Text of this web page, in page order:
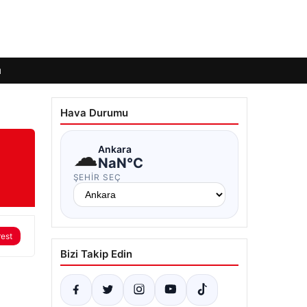
Hava Durumu
☁Ankara
NaN°C
ŞEHIR SEÇ
Bizi Takip Edin